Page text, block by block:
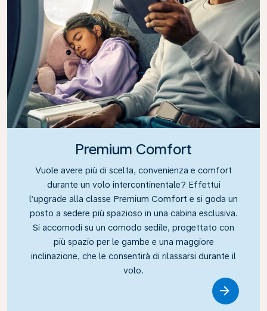
Premium Comfort
Vuole avere più di scelta, convenienza e comfort
durante un volo intercontinentale? Effettui
l’upgrade alla classe Premium Comfort e si goda un
posto a sedere più spazioso in una cabina esclusiva.
Si accomodi su un comodo sedile, progettato con
più spazio per le gambe e una maggiore
inclinazione, che le consentirà di rilassarsi durante il
volo.